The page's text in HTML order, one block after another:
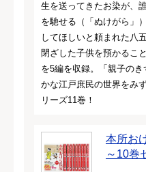
生を送ってきたお染が、
を馳せる（「ぬけがら」
してほしいと頼まれた八
閉ざした子供を預かる
を5編を収録。「親子の
かな江戸庶民の世界をみ
リーズ11巻！
本所お
～10巻